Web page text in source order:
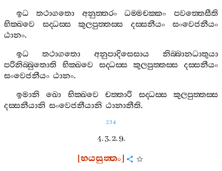
ඉධ
තථාගතො අනුත‍්තරං ධම‍්මචක‍්කං
පවත‍්තෙසීති
භික‍්ඛවෙ
සද‍්ධස‍්ස කුලපුත‍්තස‍්ස දස‍්සනීයං
සංවෙජනීයං
ඨානං.
ඉධ
තථාගතො අනුපාදිසෙසාය
නිබ‍්බානධාතුයා
පරිනිබ‍්බුතොති
භික‍්ඛවෙ සද‍්ධස‍්ස කුලපුත‍්තස‍්ස
දස‍්සනීයං
සංවෙජනීයං ඨානං.
ඉමානි
ඛො භික‍්ඛවෙ චත‍්තාරි සද‍්ධස‍්ස
කුලපුත‍්තස‍්ස
දස‍්සනීයානි සංවෙජනීයානි ඨානානීති.
234
4. 3. 2. 9.
[භයසුත‍්තං]